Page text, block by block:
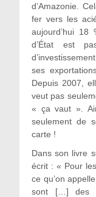
d’Amazonie.
fer vers les
aujourd’hui 18
d’État est
ses
Depuis 2007,
veut pas
« ça vaut ».
seulement de
carte !
Dans son livre
écrit : « Pour
ce qu’on
sont […] des